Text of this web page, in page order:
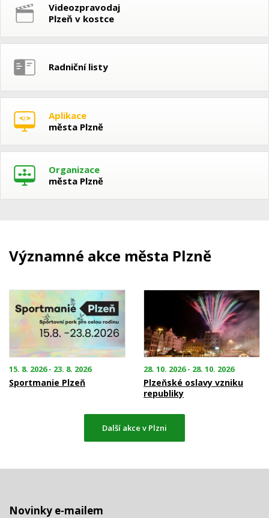
Videozpravodaj
Plzeň v kostce
Radniční listy
Aplikace
města Plzně
Organizace
města Plzně
Významné akce města Plzně
15. 8. 2026 - 23. 8. 2026
Sportmanie Plzeň
28. 10. 2026 - 28. 10. 2026
Plzeňské oslavy vzniku
republiky
Další akce v Plzni
Novinky e-mailem